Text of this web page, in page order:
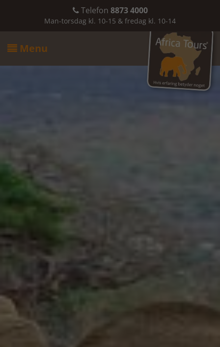
Telefon 8873 4000
Man-torsdag kl. 10-15 & fredag kl. 10-14
 Menu